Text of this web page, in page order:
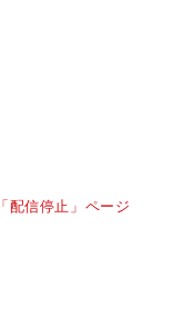
配信停止」ページ